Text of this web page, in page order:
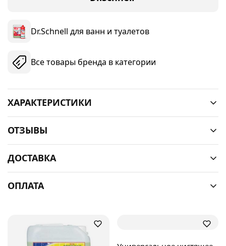
Dr.Schnell для ванн и туалетов
Все товары бренда в категории
ХАРАКТЕРИСТИКИ
ОТЗЫВЫ
ДОСТАВКА
ОПЛАТА